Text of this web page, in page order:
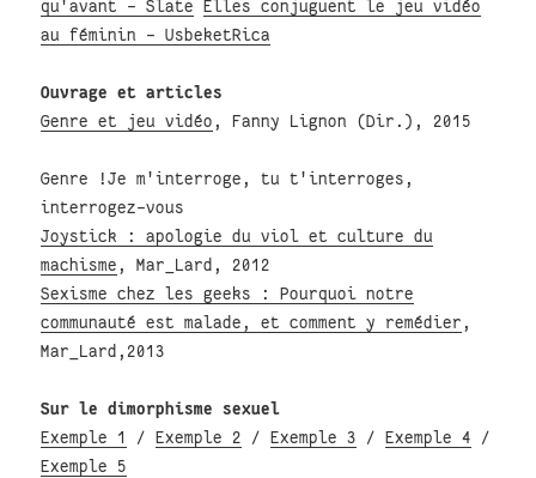
qu'avant - Slate
Elles conjuguent le jeu vidéo
au féminin - UsbeketRica
Ouvrage et articles
Genre et jeu vidéo , Fanny Lignon (Dir.), 2015
Genre !Je m'interroge, tu t'interroges,
interrogez-vous
Joystick : apologie du viol et culture du
machisme , Mar_Lard, 2012
Sexisme chez les geeks : Pourquoi notre
communauté est malade, et comment y remédier ,
Mar_Lard,2013
Sur le dimorphisme sexuel
Exemple 1
/ Exemple 2 / Exemple 3 / Exemple 4 /
Exemple 5